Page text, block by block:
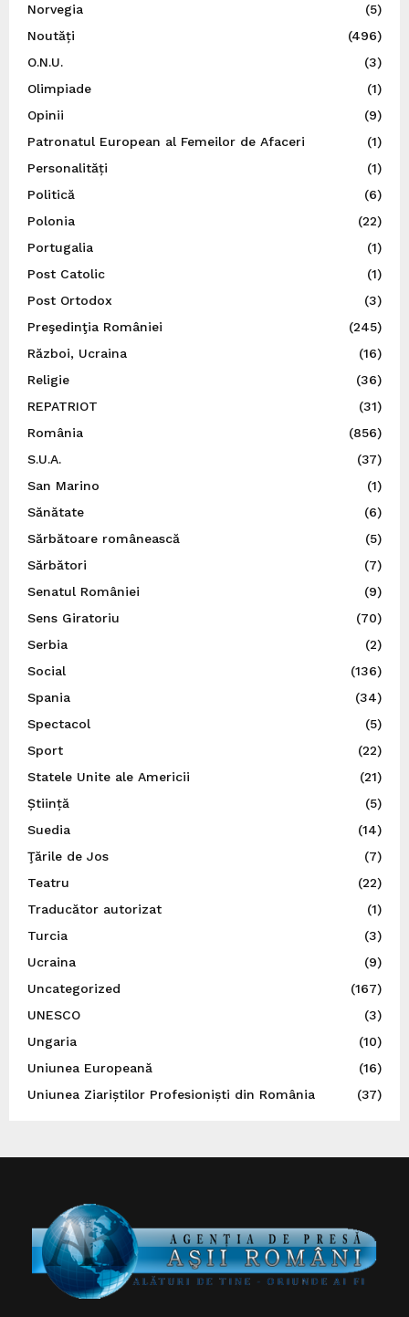
Norvegia
(5)
Noutăți
(496)
O.N.U.
(3)
Olimpiade
(1)
Opinii
(9)
Patronatul European al Femeilor de Afaceri
(1)
Personalități
(1)
Politică
(6)
Polonia
(22)
Portugalia
(1)
Post Catolic
(1)
Post Ortodox
(3)
Preşedinţia României
(245)
Război, Ucraina
(16)
Religie
(36)
REPATRIOT
(31)
România
(856)
S.U.A.
(37)
San Marino
(1)
Sănătate
(6)
Sărbătoare românească
(5)
Sărbători
(7)
Senatul României
(9)
Sens Giratoriu
(70)
Serbia
(2)
Social
(136)
Spania
(34)
Spectacol
(5)
Sport
(22)
Statele Unite ale Americii
(21)
Știință
(5)
Suedia
(14)
Ţările de Jos
(7)
Teatru
(22)
Traducător autorizat
(1)
Turcia
(3)
Ucraina
(9)
Uncategorized
(167)
UNESCO
(3)
Ungaria
(10)
Uniunea Europeană
(16)
Uniunea Ziariștilor Profesioniști din România
(37)